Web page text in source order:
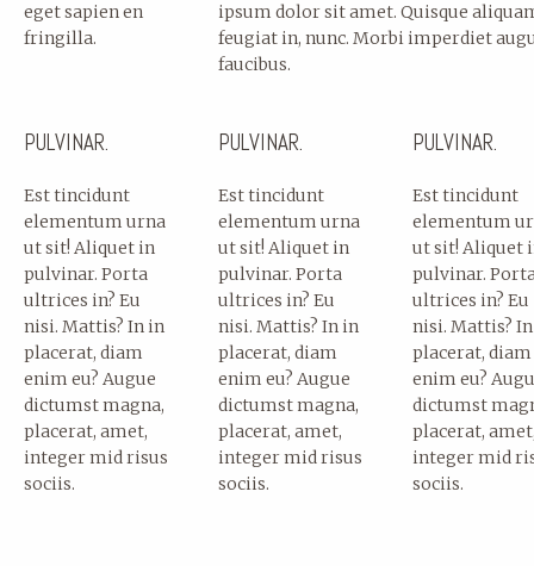
eget sapien en
fringilla.
ipsum dolor sit amet. Quisque
feugiat in, nunc. Morbi imperdiet
faucibus.
PULVINAR.
Est tincidunt
elementum urna
ut sit! Aliquet in
pulvinar. Porta
ultrices in? Eu
nisi. Mattis? In in
placerat, diam
enim eu? Augue
dictumst magna,
placerat, amet,
integer mid risus
sociis.
PULVINAR.
Est tincidunt
elementum urna
ut sit! Aliquet in
pulvinar. Porta
ultrices in? Eu
nisi. Mattis? In in
placerat, diam
enim eu? Augue
dictumst magna,
placerat, amet,
integer mid risus
sociis.
PULVINAR.
Est tincidunt
elementum
ut sit! Aliquet
pulvinar.
ultrices in? Eu
nisi. Mattis?
placerat, diam
enim eu?
dictumst
placerat,
integer mid
sociis.